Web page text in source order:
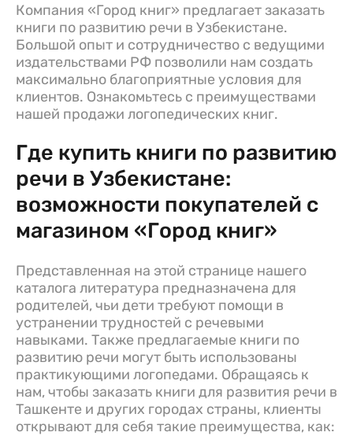
Компания «Город книг» предлагает заказать
книги по развитию речи в Узбекистане.
Большой опыт и сотрудничество с ведущими
издательствами РФ позволили нам создать
максимально благоприятные условия для
клиентов. Ознакомьтесь с преимуществами
нашей продажи логопедических книг.
Где купить книги по развитию
речи в Узбекистане:
возможности покупателей с
магазином «Город книг»
Представленная на этой странице нашего
каталога литература предназначена для
родителей, чьи дети требуют помощи в
устранении трудностей с речевыми
навыками. Также предлагаемые книги по
развитию речи могут быть использованы
практикующими логопедами. Обращаясь к
нам, чтобы заказать книги для развития речи в
Ташкенте и других городах страны, клиенты
открывают для себя такие преимущества, как: